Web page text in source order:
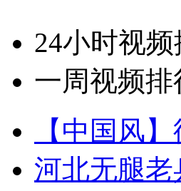
24小时视
一周视频排
【中国风
河北无腿老